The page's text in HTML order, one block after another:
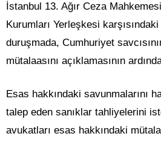
İstanbul 13. Ağır Ceza
Kurumları Yerleşkesi
duruşmada, Cumhuriyet
mütalaasını açıklamasının
Esas hakkındaki savunmalarını
talep eden sanıklar tahliyelerini
avukatları esas hakkındaki